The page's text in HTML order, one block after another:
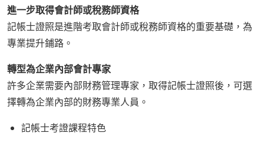
進一步取得會計師或稅務師資格
記帳士證照是進階考取會計師或稅務師資格的重要基礎，為
專業提升鋪路。
轉型為企業內部會計專家
許多企業需要內部財務管理專家，取得記帳士證照後，可選
擇轉為企業內部的財務專業人員。
記帳士考證課程特色